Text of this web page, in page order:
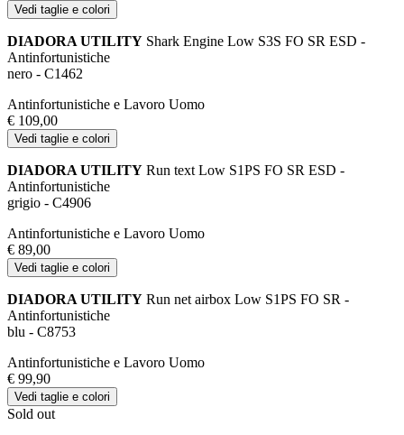
Vedi taglie e colori
DIADORA UTILITY Shark Engine Low S3S FO SR ESD -
Antinfortunistiche
nero - C1462
Antinfortunistiche e Lavoro Uomo
€ 109,00
Vedi taglie e colori
DIADORA UTILITY Run text Low S1PS FO SR ESD -
Antinfortunistiche
grigio - C4906
Antinfortunistiche e Lavoro Uomo
€ 89,00
Vedi taglie e colori
DIADORA UTILITY Run net airbox Low S1PS FO SR -
Antinfortunistiche
blu - C8753
Antinfortunistiche e Lavoro Uomo
€ 99,90
Vedi taglie e colori
Sold out